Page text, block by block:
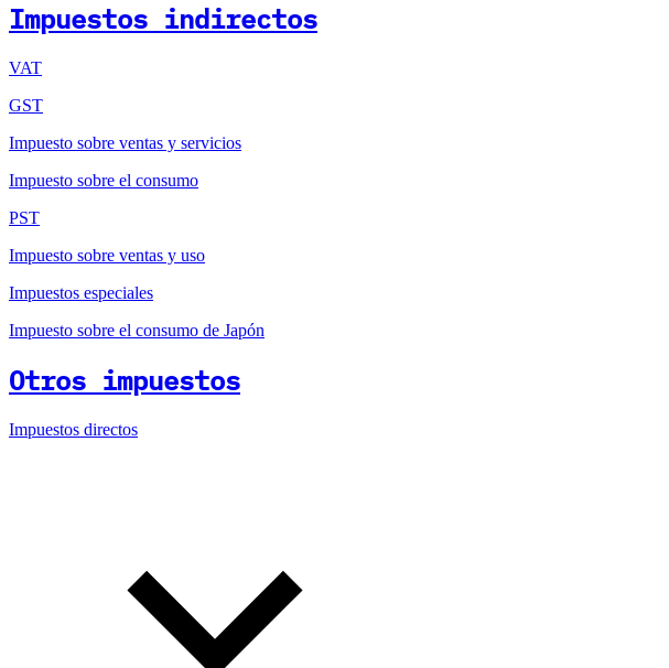
Impuestos indirectos
VAT
GST
Impuesto sobre ventas y servicios
Impuesto sobre el consumo
PST
Impuesto sobre ventas y uso
Impuestos especiales
Impuesto sobre el consumo de Japón
Otros impuestos
Impuestos directos